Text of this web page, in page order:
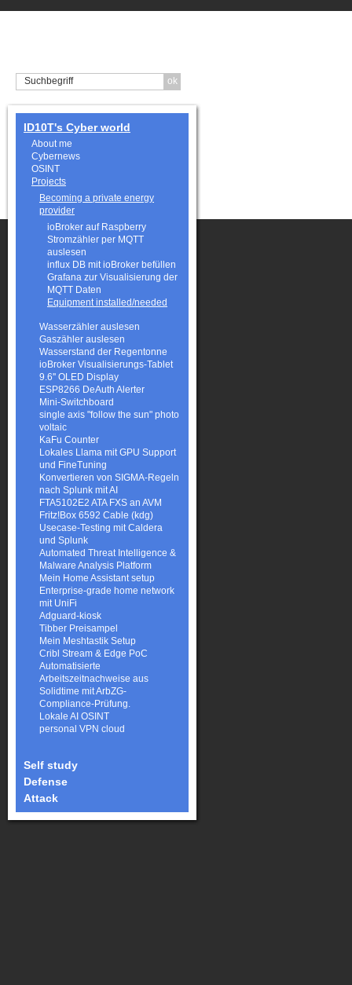
ID10T's Cyber world
About me
Cybernews
OSINT
Projects
Becoming a private energy
provider
ioBroker auf Raspberry
Stromzähler per MQTT
auslesen
influx DB mit ioBroker befüllen
Grafana zur Visualisierung der
MQTT Daten
Equipment installed/needed
Wasserzähler auslesen
Gaszähler auslesen
Wasserstand der Regentonne
ioBroker Visualisierungs-Tablet
9.6'' OLED Display
ESP8266 DeAuth Alerter
Mini-Switchboard
single axis "follow the sun" photo
voltaic
KaFu Counter
Lokales Llama mit GPU Support
und FineTuning
Konvertieren von SIGMA-Regeln
nach Splunk mit AI
FTA5102E2 ATA FXS an AVM
Fritz!Box 6592 Cable (kdg)
Usecase-Testing mit Caldera
und Splunk
Automated Threat Intelligence &
Malware Analysis Platform
Mein Home Assistant setup
Enterprise-grade home network
mit UniFi
Adguard-kiosk
Tibber Preisampel
Mein Meshtastik Setup
Cribl Stream & Edge PoC
Automatisierte
Arbeitszeitnachweise aus
Solidtime mit ArbZG-
Compliance-Prüfung.
Lokale AI OSINT
personal VPN cloud
Self study
Defense
Attack